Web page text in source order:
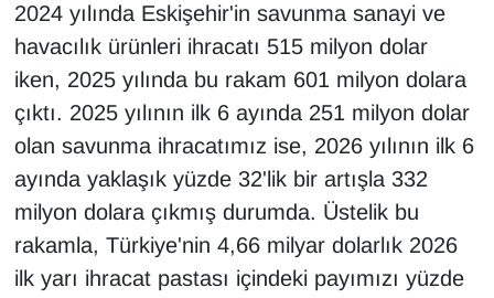
2024 yılında Eskişehir'in savunma sanayi ve
havacılık ürünleri ihracatı 515 milyon dolar
iken, 2025 yılında bu rakam 601 milyon dolara
çıktı. 2025 yılının ilk 6 ayında 251 milyon dolar
olan savunma ihracatımız ise, 2026 yılının ilk 6
ayında yaklaşık yüzde 32'lik bir artışla 332
milyon dolara çıkmış durumda. Üstelik bu
rakamla, Türkiye'nin 4,66 milyar dolarlık 2026
ilk yarı ihracat pastası içindeki payımızı yüzde